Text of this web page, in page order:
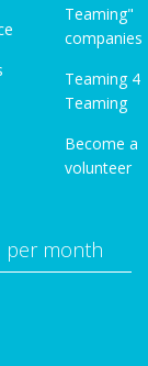
Teaming"
companies
Teaming 4
Teaming
Become a
volunteer
per month